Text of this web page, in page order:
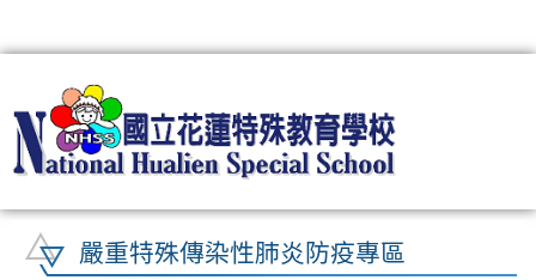
嚴重特殊傳染性肺炎防疫專區